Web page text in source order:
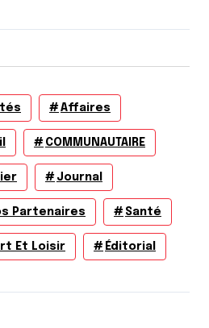
Affaires
COMMUNAUTAIRE
Journal
Partenaires Santé
Et Loisir Éditorial